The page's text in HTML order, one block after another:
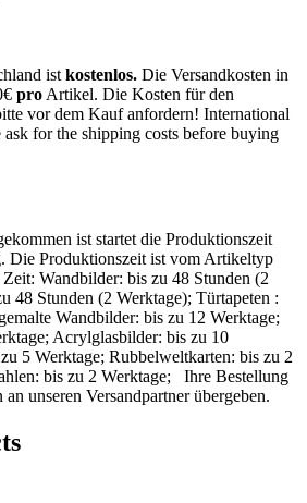
ist kostenlos. Die Versandkosten in
pro Artikel. Die Kosten für den
vor dem Kauf anfordern! International
for the shipping costs before buying
ist startet die Produktionszeit
Die Produktionszeit ist vom Artikeltyp
Wandbilder: bis zu 48 Stunden (2
48 Stunden (2 Werktage); Türtapeten :
Wandbilder: bis zu 12 Werktage;
Acrylglasbilder: bis zu 10
5 Werktage; Rubbelweltkarten: bis zu 2
bis zu 2 Werktage; Ihre Bestellung
unseren Versandpartner übergeben.